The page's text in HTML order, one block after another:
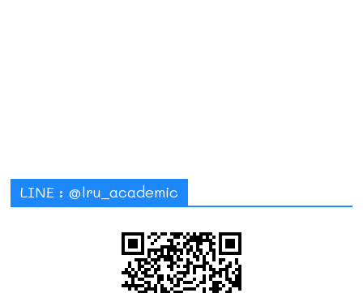
LINE : @lru_academic